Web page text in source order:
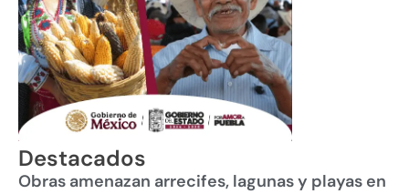
Destacados
Obras amenazan arrecifes, lagunas y playas en